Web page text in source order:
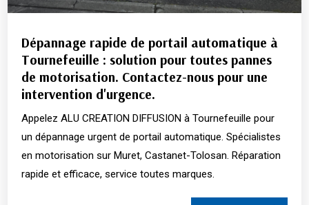
Dépannage rapide de portail automatique à
Tournefeuille : solution pour toutes pannes
de motorisation. Contactez-nous pour une
intervention d'urgence.
Appelez ALU CREATION DIFFUSION à Tournefeuille pour
un dépannage urgent de portail automatique. Spécialistes
en motorisation sur Muret, Castanet-Tolosan. Réparation
rapide et efficace, service toutes marques.